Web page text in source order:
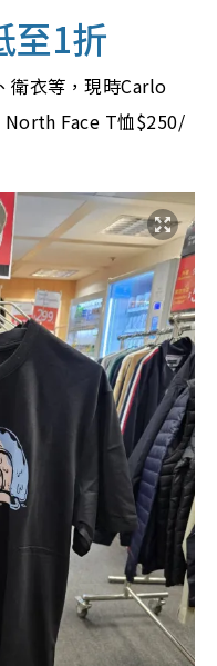
至1折
衛衣等，現時Carlo
Face T恤$250/